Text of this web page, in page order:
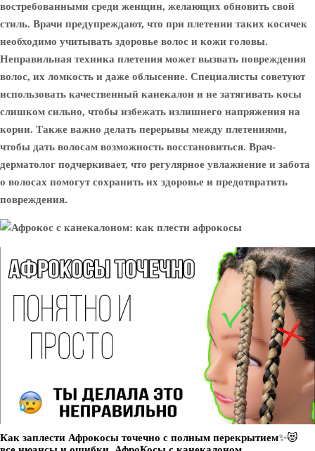
востребованными среди женщин, желающих обновить свой
стиль. Врачи предупреждают, что при плетении таких косичек
необходимо учитывать здоровье волос и кожи головы.
Неправильная техника плетения может вызвать повреждения
волос, их ломкость и даже облысение. Специалисты советуют
использовать качественный канекалон и не затягивать косы
слишком сильно, чтобы избежать излишнего напряжения на
корни. Также важно делать перерывы между плетениями,
чтобы дать волосам возможность восстановиться. Врач-
дерматолог подчеркивает, что регулярное увлажнение и забота
о волосах помогут сохранить их здоровье и предотвратить
повреждения.
Как заплести Афрокосы точечно с полным перекрытием✨😻